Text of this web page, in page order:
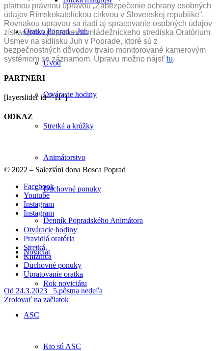
Oratko Poprad – Juh
Úvod
Otváracie hodiny
Stretká a krúžky
Animátorstvo
Duchovné ponuky
Denník Popradského Animátora
Noviciát
Rok noviciátu
ASC
Kto sú ASC
platnou právnou úpravou „Zabezpečenie ochrany osobných
údajov Rímskokatolíckou cirkvou v Slovenskej republike“.
Rovnakou úpravou sa riadi aj spracovanie osobných údajov
získaných v priestoroch mládežníckeho strediska Oratórium
Úsmev na sídlisku Juh v Poprade, ktoré sú z
bezpečnostných dôvodov trvalo monitorované kamerovým
systémom so záznamom. Úpravu možno nájsť tu.
PARTNERI
[layerslider id="11"]
ODKAZ
© 2022 – Saleziáni dona Bosca Poprad
Facebook
Youtube
Instagram
Instagram
Otváracie hodiny
Pravidlá oratória
Stretká
Knižnica
Duchovné ponuky
Upratovanie oratka
Od 24.3.2023
5.pôstna nedeľa
Zrolovať na začiatok